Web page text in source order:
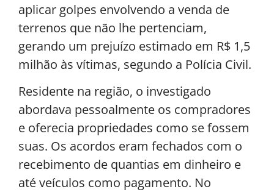
aplicar golpes envolvendo a venda de
terrenos que não lhe pertenciam,
gerando um prejuízo estimado em R$ 1,5
milhão às vítimas, segundo a Polícia Civil.
Residente na região, o investigado
abordava pessoalmente os compradores
e oferecia propriedades como se fossem
suas. Os acordos eram fechados com o
recebimento de quantias em dinheiro e
até veículos como pagamento. No